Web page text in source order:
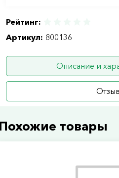
Рейтинг:
Артикул: 800136
Описание и
товары